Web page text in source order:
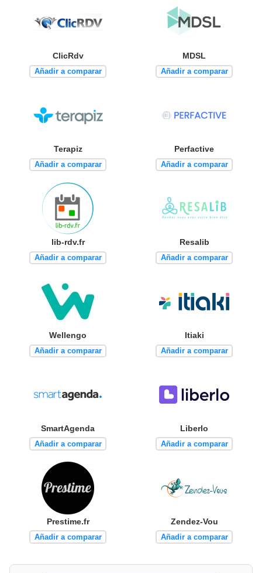
ClicRdv
Añadir a comparar
MDSL
Añadir a comparar
Terapiz
Añadir a comparar
Perfactive
Añadir a comparar
lib-rdv.fr
Añadir a comparar
Resalib
Añadir a comparar
Wellengo
Añadir a comparar
Itiaki
Añadir a comparar
SmartAgenda
Añadir a comparar
Liberlo
Añadir a comparar
Prestime.fr
Añadir a comparar
Zendez-Vou
Añadir a comparar